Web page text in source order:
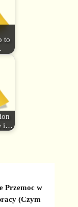
to
i…
Przemoc w
(Czym